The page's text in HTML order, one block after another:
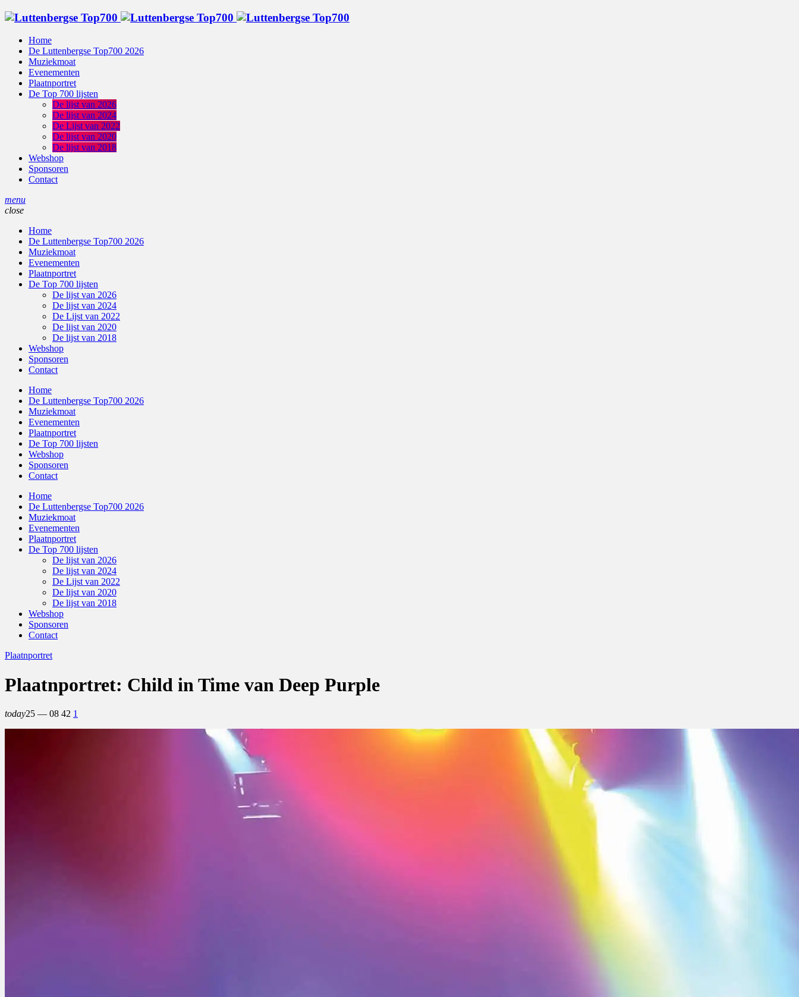
Home
De Luttenbergse Top700 2026
Muziekmoat
Evenementen
Plaatnportret
De Top 700 lijsten
De lijst van 2026
De lijst van 2024
De Lijst van 2022
De lijst van 2020
De lijst van 2018
Webshop
Sponsoren
Contact
menu
close
Home
De Luttenbergse Top700 2026
Muziekmoat
Evenementen
Plaatnportret
De Top 700 lijsten
De lijst van 2026
De lijst van 2024
De Lijst van 2022
De lijst van 2020
De lijst van 2018
Webshop
Sponsoren
Contact
Home
De Luttenbergse Top700 2026
Muziekmoat
Evenementen
Plaatnportret
De Top 700 lijsten
Webshop
Sponsoren
Contact
Home
De Luttenbergse Top700 2026
Muziekmoat
Evenementen
Plaatnportret
De Top 700 lijsten
De lijst van 2026
De lijst van 2024
De Lijst van 2022
De lijst van 2020
De lijst van 2018
Webshop
Sponsoren
Contact
Plaatnportret
Plaatnportret: Child in Time van Deep Purple
today25 — 08 42 1